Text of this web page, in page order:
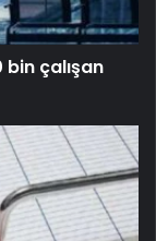
çalışan